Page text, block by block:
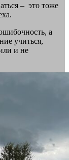
– это тоже
а
учиться,
и не